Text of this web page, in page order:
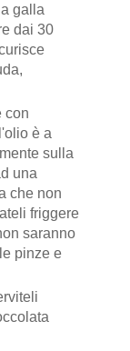
galla
dai 30
con
è a
sulla
una
che non
friggere
saranno
pinze e